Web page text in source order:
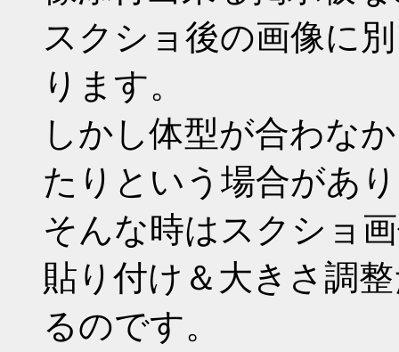
スクショ後の画像に
ります。
しかし体型が合わな
たりという場合があ
そんな時はスクショ
貼り付け＆大きさ調
るのです。